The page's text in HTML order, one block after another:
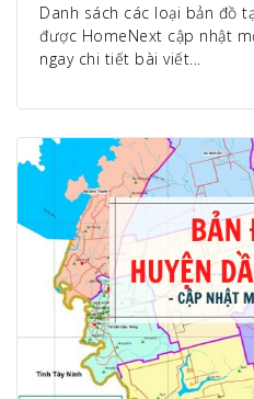
Danh sách các loại bản đồ
được HomeNext cập nhật
ngay chi tiết bài viết...